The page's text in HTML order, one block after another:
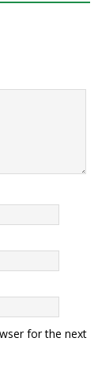
for the next